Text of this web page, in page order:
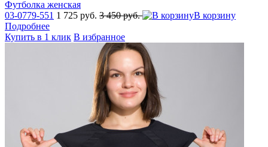
Футболка женская
03-0779-551 1 725 руб. 3 450 руб.
В корзину
Подробнее
Купить в 1 клик В избранное